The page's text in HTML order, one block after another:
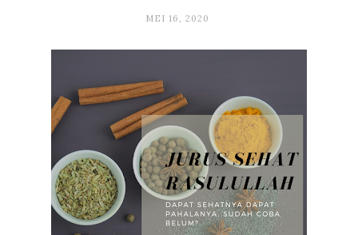
MEI 16, 2020